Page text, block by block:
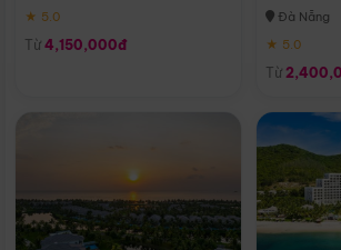
★ 5.0
Từ 4,150,000đ
Đà Nẵng
★ 5.0
Từ